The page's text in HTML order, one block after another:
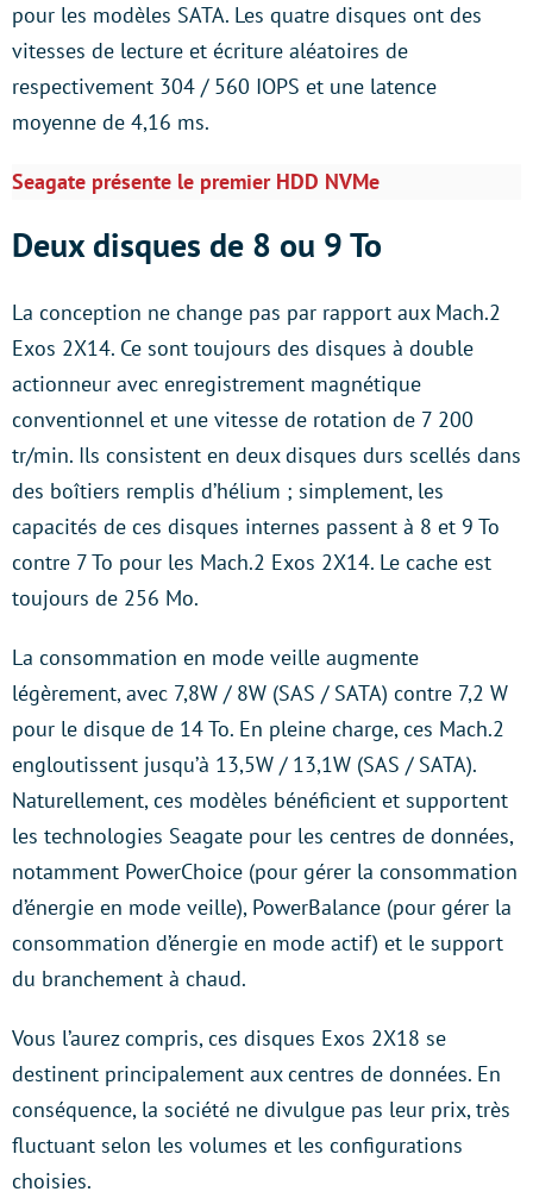
pour les modèles SATA. Les quatre disques ont des
vitesses de lecture et écriture aléatoires de
respectivement 304 / 560 IOPS et une latence
moyenne de 4,16 ms.
Seagate présente le premier HDD NVMe
Deux disques de 8 ou 9 To
La conception ne change pas par rapport aux Mach.2
Exos 2X14. Ce sont toujours des disques à double
actionneur avec enregistrement magnétique
conventionnel et une vitesse de rotation de 7 200
tr/min. Ils consistent en deux disques durs scellés dans
des boîtiers remplis d’hélium ; simplement, les
capacités de ces disques internes passent à 8 et 9 To
contre 7 To pour les Mach.2 Exos 2X14. Le cache est
toujours de 256 Mo.
La consommation en mode veille augmente
légèrement, avec 7,8W / 8W (SAS / SATA) contre 7,2 W
pour le disque de 14 To. En pleine charge, ces Mach.2
engloutissent jusqu’à 13,5W / 13,1W (SAS / SATA).
Naturellement, ces modèles bénéficient et supportent
les technologies Seagate pour les centres de données,
notamment PowerChoice (pour gérer la consommation
d’énergie en mode veille), PowerBalance (pour gérer la
consommation d’énergie en mode actif) et le support
du branchement à chaud.
Vous l’aurez compris, ces disques Exos 2X18 se
destinent principalement aux centres de données. En
conséquence, la société ne divulgue pas leur prix, très
fluctuant selon les volumes et les configurations
choisies.